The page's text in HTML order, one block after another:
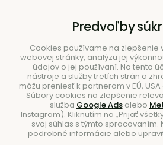
Hľadať
Predvoľby
Cookies používame na zlepšenie
webovej stránky, analýzu jej
údajov o jej používaní. Na tento
nástroje a služby tretích strán a
môžu preniesť k partnerom v EÚ,
Súbory cookies na zlepšenie
služba Google Adsalebo
Instagram). Kliknutím na „Prijať
svoj súhlas s týmto spracovaním.
podrobné informácie alebo